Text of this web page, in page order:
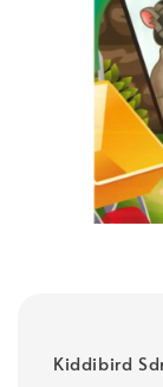
Kiddibird